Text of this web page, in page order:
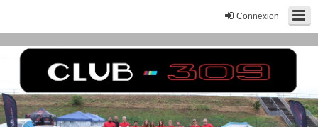
Connexion